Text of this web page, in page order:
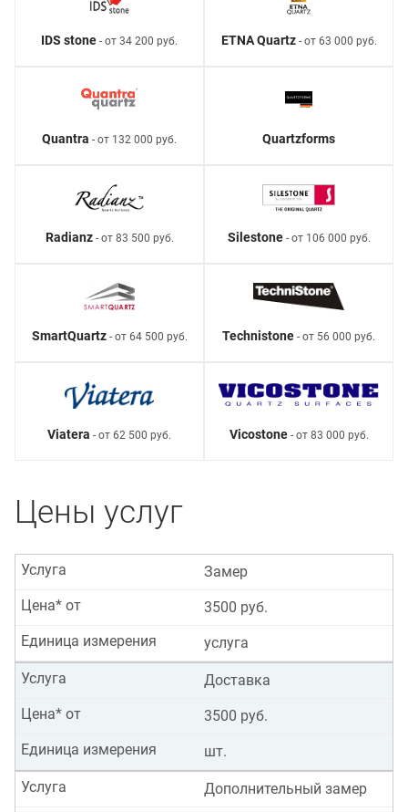
IDS stone - от 34 200 руб. ETNA Quartz- от 63 000 руб.
Quantra - от 132 000 руб. Quartzforms
Radianz- от 83 500 руб. Silestone- от 106 000 руб.
SmartQuartz- от 64 500 руб. Technistone - от 56 000 руб.
Viatera - от 62 500 руб. Vicostone- от 83 000 руб.
Цены услуг
Замер
Услуга
3500 руб.
Цена* от
услуга
Единица измерения
Доставка
Услуга
3500 руб.
Цена* от
шт.
Единица измерения
Дополнительный замер
Услуга